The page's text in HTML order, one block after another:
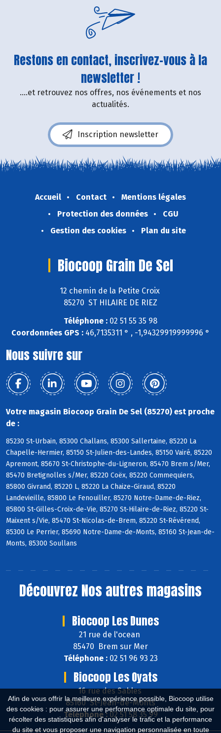
Afin de vous offrir la meilleure expérience possible, Biocoop utilise
des cookies : pour assurer une performance optimale du site, pour
récolter des statistiques afin d'analyser le trafic et la performance
du site et vous proposer une navigation personnalisée en toute
Restons en contact, inscrivez-vous à la
newsletter !
....et retrouvez nos offres, nos événements et nos
actualités.
Inscription newsletter
Accueil Contact
Mentions légales
Protection des données
CGU
Gestion des cookies
Plan du site
Biocoop Grain De Sel
12 chemin de la Petite Croix
85270 ST HILAIRE DE RIEZ
Téléphone : 02 51 55 35 98
Coordonnées GPS : 46,7135311 ° , -1,94329919999996 °
Nous suivre sur
Votre magasin Biocoop Grain De Sel (85270) est proche
de :
85230 St-Urbain, 85300 Challans, 85300 Sallertaine, 85220 La
Chapelle-Hermier, 85150 St-Julien-des-Landes, 85150 Vairé, 85220
Apremont, 85670 St-Christophe-du-Ligneron, 85470 Brem s/Mer,
85470 Bretignolles s/Mer, 85220 Coëx, 85220 Commequiers,
85800 Givrand, 85220 L, 85220 La Chaize-Giraud, 85220
Landevieille, 85800 Le Fenouiller, 85270 Notre-Dame-de-Riez,
85800 St-Gilles-Croix-de-Vie, 85270 St-Hilaire-de-Riez, 85220 St-
Maixent s/Vie, 85470 St-Nicolas-de-Brem, 85220 St-Révérend,
85300 Le Perrier, 85690 Notre-Dame-de-Monts, 85160 St-Jean-de-
Monts, 85300 Soullans
Découvrez Nos autres magasins
Biocoop Les Dunes
21 rue de l'ocean
85470 Brem sur Mer
Téléphone :02 51 96 93 23
Biocoop Les Oyats
16 rue des Sables
85160 St-Jean-de-Monts
Téléphone :02 51 58 35 99